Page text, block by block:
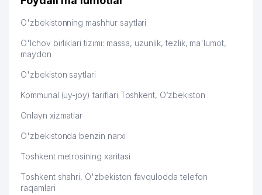
49 MIKROKREDITBANK ATB
ENERGOTEXSERVIS XUSUSIY
51
SAXOVAT BROYLER MChJ
53
(BINAFSHA)
TEZ TIBBIY YORDAM SHAXOBCHASI
55
TOSHKENT SHAHAR ONKOLOGIYA
DISPANSERI
651 м
Hamida 03.08.2026 12:45:39
O'zbekistonning mashhur saytlari
O'lchov birliklari tizimi: massa, uzunlik, tezlik, ma'lumot,
maydon
O'zbekiston saytlari
Kommunal (uy-joy) tariflari Toshkent, O‘zbekiston
Onlayn xizmatlar
O'zbekistonda benzin narxi
Toshkent metrosining xaritasi
Toshkent shahri, O'zbekiston favqulodda telefon
raqamlari